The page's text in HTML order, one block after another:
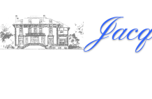
to
content